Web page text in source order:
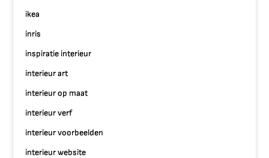
ikea
inris
inspiratie interieur
interieur art
interieur op maat
interieur verf
interieur voorbeelden
interieur website